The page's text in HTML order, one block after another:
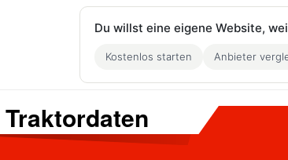
Traktordaten
Du willst eine eigene Website,
Kostenlos starten Anbieter